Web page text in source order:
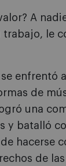
A
trabajo, le
enfrentó
de
una
y batalló
hacerse
de